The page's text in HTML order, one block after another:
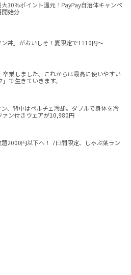
大30％ポイント還元！PayPay自治体キャンペ
開始分
ン丼」がおいしそ！夏限定で1110円～
卒業しました。これからは最高に使いやすい
」で生きていきます。
、背中はペルチェ冷却。ダブルで身体を冷
ァン付きウェアが10,980円
題2000円以下へ！ 7日間限定、しゃぶ葉ラン